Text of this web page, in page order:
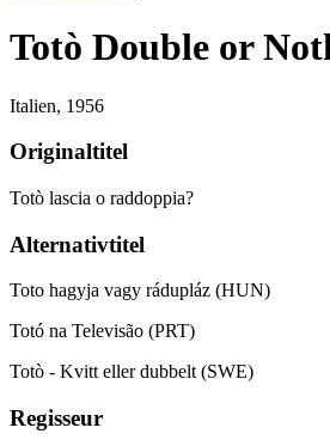
Totò Double or
Italien, 1956
Originaltitel
Totò lascia o raddoppia?
Alternativtitel
Toto hagyja vagy rádupláz (HUN)
Totó na Televisão (PRT)
Totò - Kvitt eller dubbelt (SWE)
Regisseur